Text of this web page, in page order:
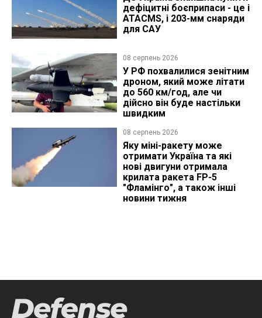
дефіцитні боєприпаси - це і
ATACMS, і 203-мм снаряди
для САУ
08 серпень 2026
У РФ похвалилися зенітним
дроном, який може літати
до 560 км/год, але чи
дійсно він буде настільки
швидким
08 серпень 2026
Яку міні-ракету може
отримати Україна та які
нові двигуни отримала
крилата ракета FP-5
"Фламінго", а також інші
новини тижня